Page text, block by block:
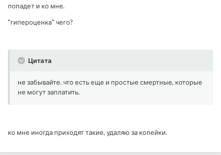
попадет и ко мне.
"гипероценка" чего?
Цитата
не забывайте. что есть еще и простые смертные, которые
не могут заплатить.
ко мне иногда приходят такие, удаляю за копейки.